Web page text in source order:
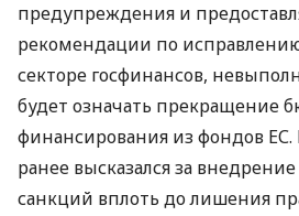
предупреждения и
рекомендации по
секторе госфинансов,
будет означать прекращение
финансирования из фондов
ранее высказался за
санкций вплоть до лишения